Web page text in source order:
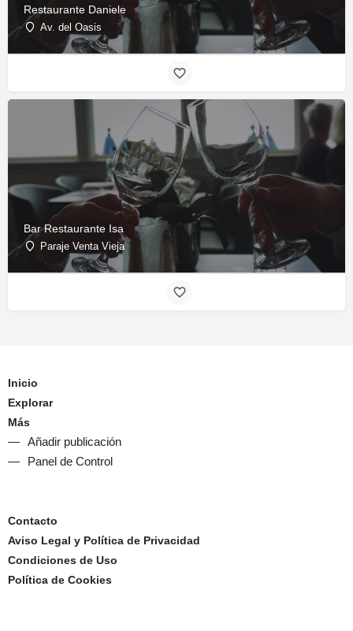
Restaurante Daniele
Av. del Oasis
Bar Restaurante Isa
Paraje Venta Vieja
Inicio
Explorar
Más
Añadir publicación
Panel de Control
Contacto
Aviso Legal y Política de Privacidad
Condiciones de Uso
Política de Cookies